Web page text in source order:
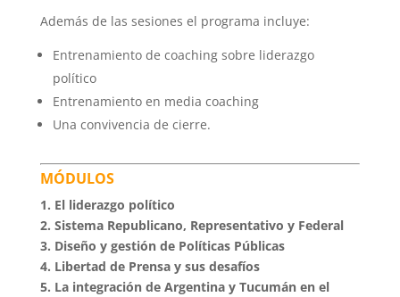
Además de las sesiones el programa incluye:
Entrenamiento de coaching sobre liderazgo
político
Entrenamiento en media coaching
Una convivencia de cierre.
MÓDULOS
1. El liderazgo político
2. Sistema Republicano, Representativo y Federal
3. Diseño y gestión de Políticas Públicas
4. Libertad de Prensa y sus desafíos
5. La integración de Argentina y Tucumán en el